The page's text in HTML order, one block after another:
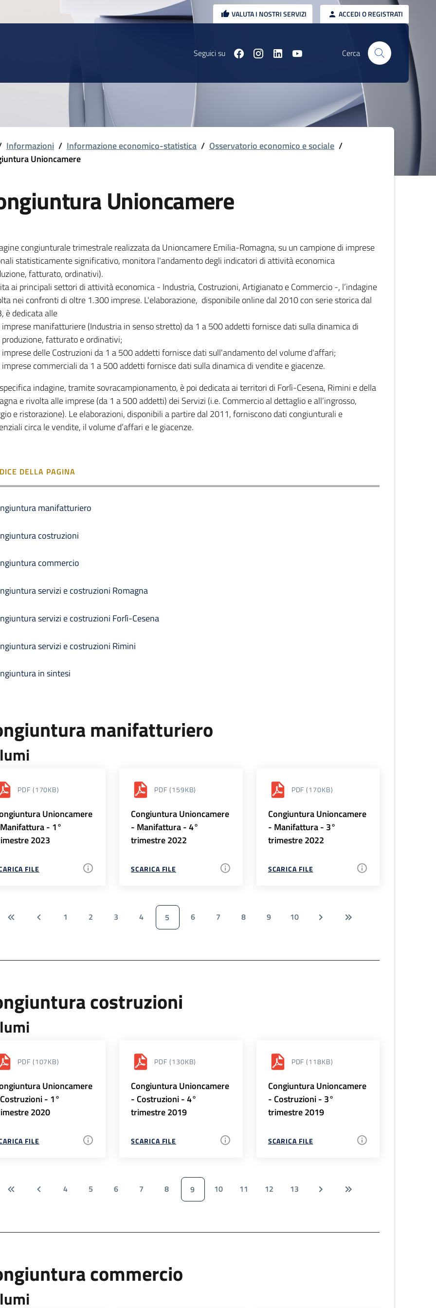
VALUTA I NOSTRI SERVIZI ACCEDI O REGISTRATI
Seguici su Cerca
Informazioni / Informazione economico-statistica / Osservatorio economico e sociale /
Unioncamere
Unioncamere
congiunturale trimestrale realizzata da Unioncamere Emilia-Romagna, su un campione di imprese
statisticamente significativo, monitora l'andamento degli indicatori di attività economica
fatturato, ordinativi).
ai principali settori di attività economica - Industria, Costruzioni, Artigianato e Commercio -, l’indagine
nei confronti di oltre 1.300 imprese. L'elaborazione, disponibile online dal 2010 con serie storica dal
è dedicata alle
imprese manifatturiere (Industria in senso stretto) da 1 a 500 addetti fornisce dati sulla dinamica di
produzione, fatturato e ordinativi;
imprese delle Costruzioni da 1 a 500 addetti fornisce dati sull'andamento del volume d'affari;
imprese commerciali da 1 a 500 addetti fornisce dati sulla dinamica di vendite e giacenze.
indagine, tramite sovracampionamento, è poi dedicata ai territori di Forlì-Cesena, Rimini e della
e rivolta alle imprese (da 1 a 500 addetti) dei Servizi (i.e. Commercio al dettaglio e all’ingrosso,
e ristorazione). Le elaborazioni, disponibili a partire dal 2011, forniscono dati congiunturali e
circa le vendite, il volume d’affari e le giacenze.
DELLA PAGINA
manifatturiero
costruzioni
commercio
servizi e costruzioni Romagna
servizi e costruzioni Forlì-Cesena
servizi e costruzioni Rimini
in sintesi
manifatturiero
PDF (170KB)
Unioncamere
- 1°
2023
FILE
PDF (159KB)
Congiuntura Unioncamere
- Manifattura - 4°
trimestre 2022
SCARICA FILE
PDF (170KB)
Congiuntura Unioncamere
- Manifattura - 3°
trimestre 2022
SCARICA FILE
1 2 3 4 5 6 7 8 9 10
costruzioni
PDF (107KB)
Unioncamere
- 1°
2020
FILE
PDF (130KB)
Congiuntura Unioncamere
- Costruzioni - 4°
trimestre 2019
SCARICA FILE
PDF (118KB)
Congiuntura Unioncamere
- Costruzioni - 3°
trimestre 2019
SCARICA FILE
4 5 6 7 8 9 10 11 12 13
commercio